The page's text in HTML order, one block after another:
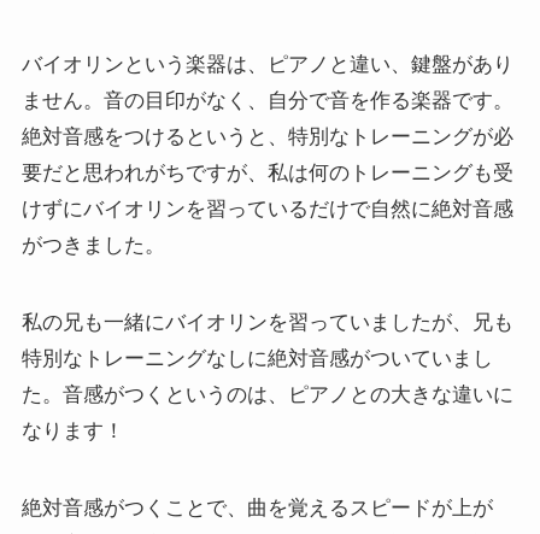
バイオリンという楽器は、ピアノと違い、鍵盤があり
ません。音の目印がなく、自分で音を作る楽器です。
絶対音感をつけるというと、特別なトレーニングが必
要だと思われがちですが、私は何のトレーニングも受
けずにバイオリンを習っているだけで自然に絶対音感
がつきました。
私の兄も一緒にバイオリンを習っていましたが、兄も
特別なトレーニングなしに絶対音感がついていまし
た。音感がつくというのは、ピアノとの大きな違いに
なります！
絶対音感がつくことで、曲を覚えるスピードが上が